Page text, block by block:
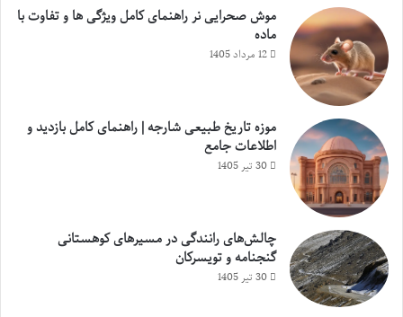
موش صحرایی نر راهنمای کامل ویژگی ها و تفاوت با
ماده
12 مرداد 1405
موزه تاریخ طبیعی شارجه | راهنمای کامل بازدید و
اطلاعات جامع
30 تیر 1405
چالش‌های رانندگی در مسیرهای کوهستانی
گنجنامه و تویسرکان
30 تیر 1405